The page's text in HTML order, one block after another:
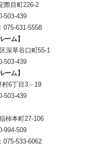
際目町226-2
503-439
631-5558
ーム】
深草谷口町55-1
503-439
ーム】
6丁目3－19
503-439
柿本町27-106
994-509
533-6062